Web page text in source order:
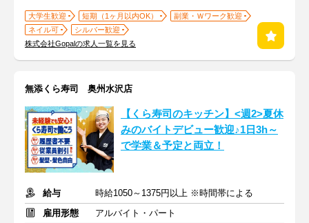
大学生歓迎 短期（1ヶ月以内OK）
副業・Ｗワーク歓迎
ネイル可
シルバー歓迎
株式会社Gopalの求人一覧を見る
無添くら寿司 奥州水沢店
【くら寿司のキッチン】<週2>夏休
みのバイトデビュー歓迎♪1日3h～
で学業＆予定と両立！
給与
時給1050～1375円以上 ※時間帯による
雇用形態
アルバイト・パート